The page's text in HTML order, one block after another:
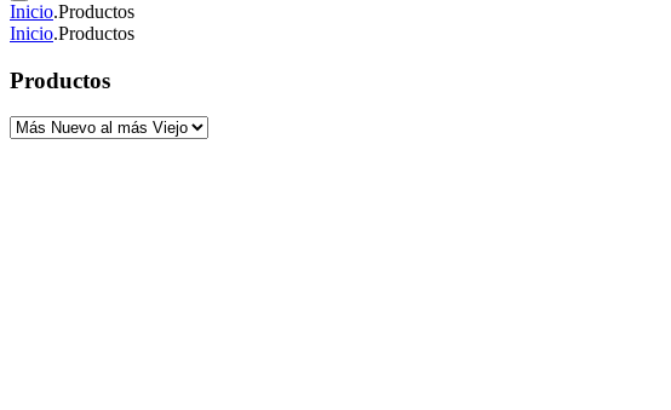
Inicio.Productos
Inicio.Productos
Productos